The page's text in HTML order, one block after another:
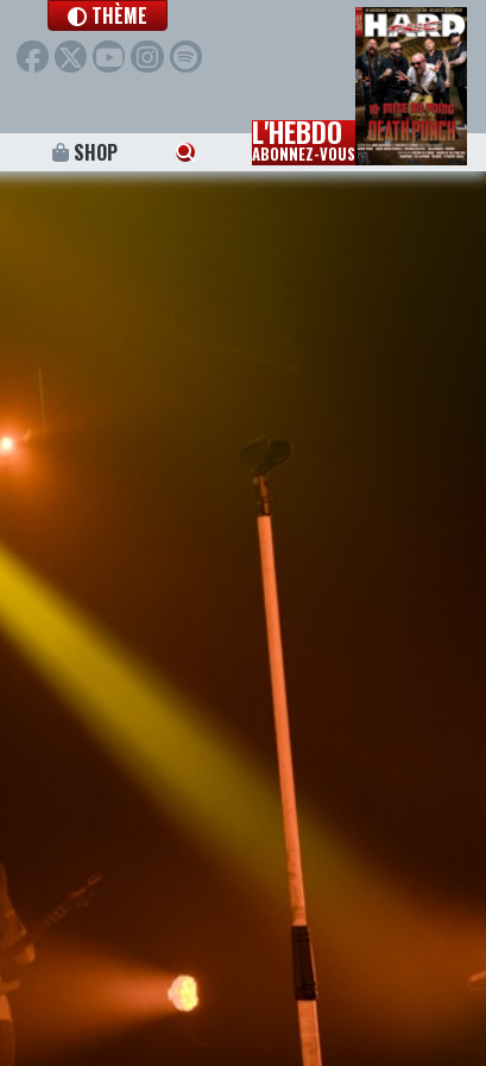
THÈME
SHOP L'HEBDO
ABONNEZ-VOUS